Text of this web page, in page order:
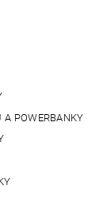
A POWERBANKY